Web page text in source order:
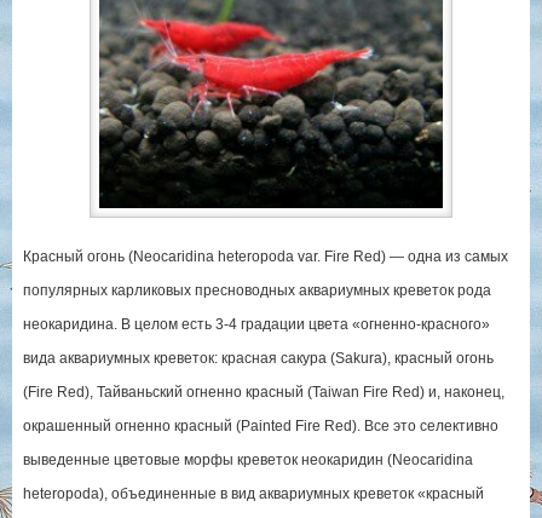
Красный огонь (Neocaridina heteropoda var. Fire Red) — одна из самых
популярных карликовых пресноводных аквариумных креветок рода
неокаридина. В целом есть 3-4 градации цвета «огненно-красного»
вида аквариумных креветок: красная сакура (Sakura), красный огонь
(Fire Red), Тайваньский огненно красный (Taiwan Fire Red) и, наконец,
окрашенный огненно красный (Painted Fire Red). Все это селективно
выведенные цветовые морфы креветок неокаридин (Neocaridina
heteropoda), объединенные в вид аквариумных креветок «красный